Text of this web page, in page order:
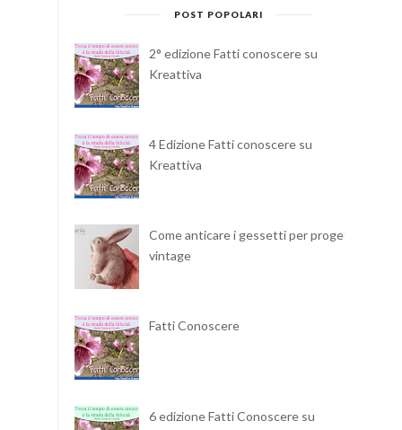
POST POPOLARI
2° edizione Fatti conoscere su
Kreattiva
4 Edizione Fatti conoscere su
Kreattiva
Come anticare i gessetti per progetti
vintage
Fatti Conoscere
6 edizione Fatti Conoscere su